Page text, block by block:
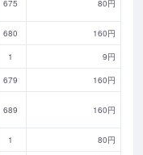
675 80円
680 160円
1 9円
679 160円
689 160円
1 80円